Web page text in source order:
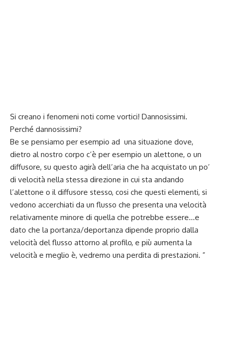
Si creano i fenomeni noti come vortici! Dannosissimi.
Perché dannosissimi?
Be se pensiamo per esempio ad una situazione dove,
dietro al nostro corpo c’è per esempio un alettone, o un
diffusore, su questo agirà dell’aria che ha acquistato un po’
di velocità nella stessa direzione in cui sta andando
l’alettone o il diffusore stesso, cosi che questi elementi, si
vedono accerchiati da un flusso che presenta una velocità
relativamente minore di quella che potrebbe essere…e
dato che la portanza/deportanza dipende proprio dalla
velocità del flusso attorno al profilo, e più aumenta la
velocità e meglio è, vedremo una perdita di prestazioni. ”